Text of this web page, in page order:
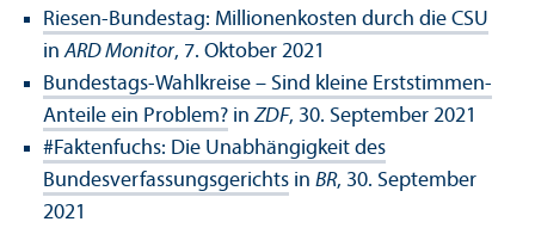
Riesen-Bundestag: Millionenkosten durch die CSU
inARD Monitor, 7. Oktober 2021
Bundestags-Wahlkreise – Sind kleine Erststimmen-
Anteile ein Problem? inZDF, 30. September 2021
#Faktenfuchs: Die Unabhängigkeit des
Bundesverfassungsgerichts in BR, 30. September
2021